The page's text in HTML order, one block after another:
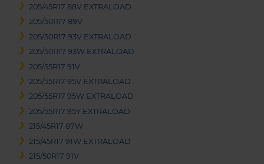
205/45R17 88V EXTRALOAD
205/50R17 89V
205/50R17 93V EXTRALOAD
205/50R17 93W EXTRALOAD
205/55R17 91V
205/55R17 95V EXTRALOAD
205/55R17 95W EXTRALOAD
205/55R17 95Y EXTRALOAD
215/45R17 87W
215/45R17 91W EXTRALOAD
215/50R17 91V